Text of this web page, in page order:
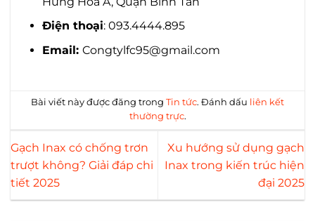
Điện thoại: 093.4444.895
Email: Congtylfc95@gmail.com
Bài viết này được đăng trong Tin tức. Đánh dấu liên kết
thường trực.
Gạch Inax có chống trơn
trượt không? Giải đáp chi
tiết 2025
Xu hướng sử dụng gạch
Inax trong kiến trúc hiện
đại 2025